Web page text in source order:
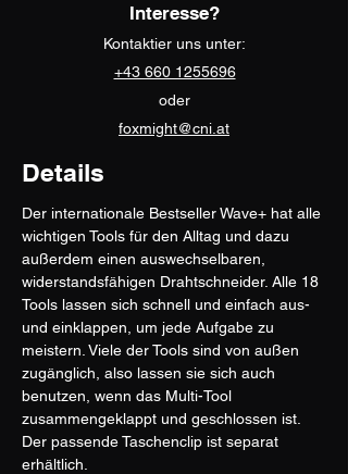
Interesse?
Kontaktier uns unter:
+43 660 1255696
oder
foxmight@cni.at
Details
Der internationale Bestseller Wave+ hat alle
wichtigen Tools für den Alltag und dazu
außerdem einen auswechselbaren,
widerstandsfähigen Drahtschneider. Alle 18
Tools lassen sich schnell und einfach aus-
und einklappen, um jede Aufgabe zu
meistern. Viele der Tools sind von außen
zugänglich, also lassen sie sich auch
benutzen, wenn das Multi-Tool
zusammengeklappt und geschlossen ist.
Der passende Taschenclip ist separat
erhältlich.